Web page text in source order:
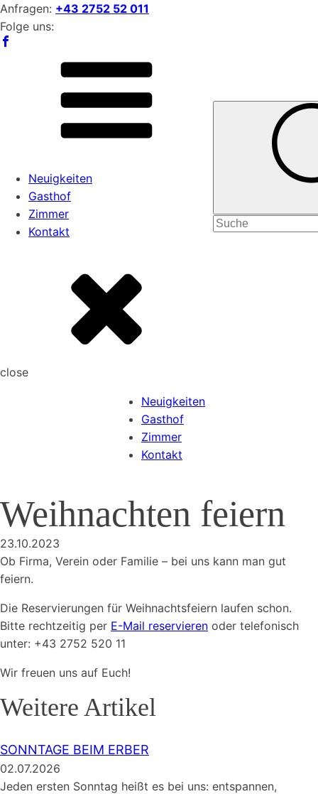
Anfragen: +43 2752 52 011
Folge uns:
Neuigkeiten
Gasthof
Zimmer
Kontakt
close
Search
Neuigkeiten
Gasthof
Zimmer
Kontakt
Weihnachten feiern
23.10.2023
Ob Firma, Verein oder Familie – bei uns kann man gut
feiern.
Die Reservierungen für Weihnachtsfeiern laufen schon.
Bitte rechtzeitig per E-Mail reservieren oder telefonisch
unter: +43 2752 520 11
Wir freuen uns auf Euch!
Weitere Artikel
SONNTAGE BEIM ERBER
02.07.2026
Jeden ersten Sonntag heißt es bei uns: entspannen,